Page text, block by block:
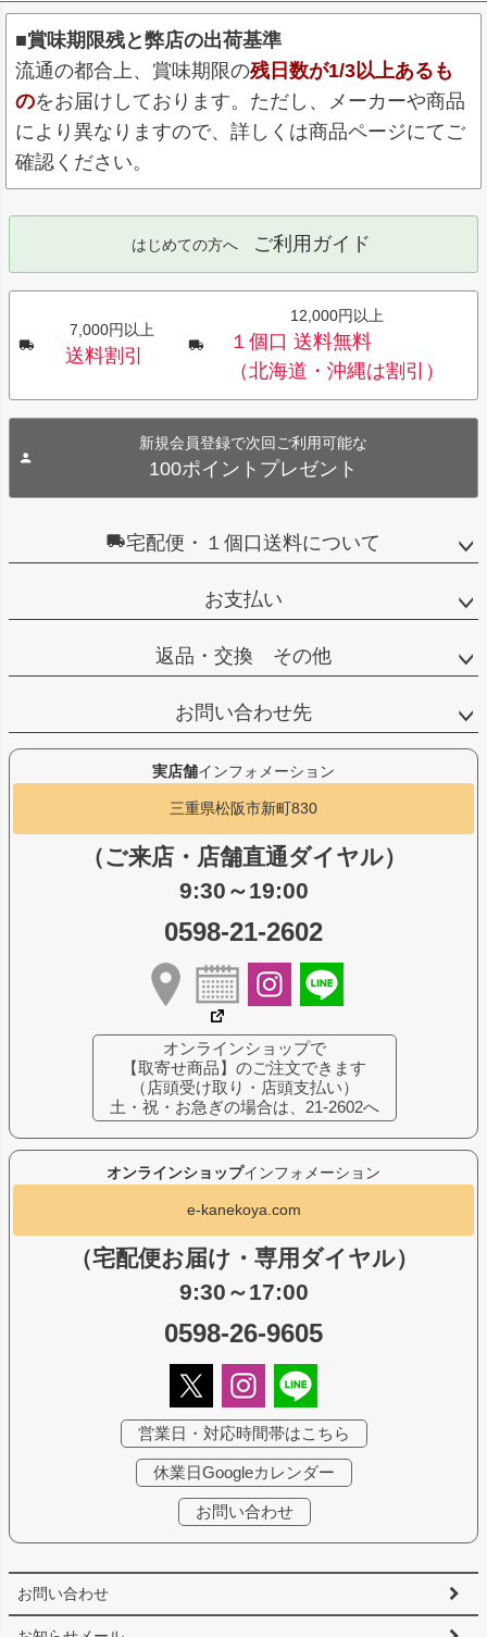
■賞味期限残と弊店の出荷基準
流通の都合上、賞味期限の残日数が1/3以上あるも
のをお届けしております。ただし、メーカーや商品
により異なりますので、詳しくは商品ページにてご
確認ください。
はじめての方へ ご利用ガイド
7,000円以上
送料割引
12,000円以上
１個口 送料無料
（北海道・沖縄は割引）
新規会員登録で次回ご利用可能な
100ポイントプレゼント
宅配便・１個口送料について
お支払い
返品・交換 その他
お問い合わせ先
お問い合わせ
オンラインショップインフォメーション
e-kanekoya.com
（宅配便お届け・専用ダイヤル）
9:30～17:00
0598-26-9605
営業日・対応時間帯はこちら
休業日Googleカレンダー
お問い合わせ
実店舗インフォメーション
三重県松阪市新町830
（ご来店・店舗直通ダイヤル）
9:30～19:00
0598-21-2602
オンラインショップで
【取寄せ商品】のご注文できます
（店頭受け取り・店頭支払い）
土・祝・お急ぎの場合は、21-2602へ